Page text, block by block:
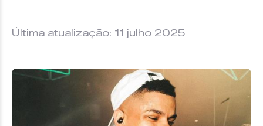
Última atualização: 11 julho 2025